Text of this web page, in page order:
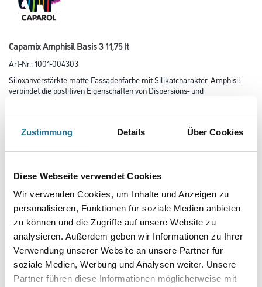
Zustimmung Details Über Cookies
Diese Webseite verwendet Cookies
Wir verwenden Cookies, um Inhalte und Anzeigen zu
personalisieren, Funktionen für soziale Medien anbieten
zu können und die Zugriffe auf unsere Website zu
analysieren. Außerdem geben wir Informationen zu Ihrer
Verwendung unserer Website an unsere Partner für
soziale Medien, Werbung und Analysen weiter. Unsere
Partner führen diese Informationen möglicherweise mit
Capamix Amphisil Basis 3 11,75 lt
Art-Nr.:1001-004303
Siloxanverstärkte matte Fassadenfarbe mit Silikatcharakter. Amphisil
verbindet die postitiven Eigenschaften von Dispersions- und
Glanzgrad
Gebinde